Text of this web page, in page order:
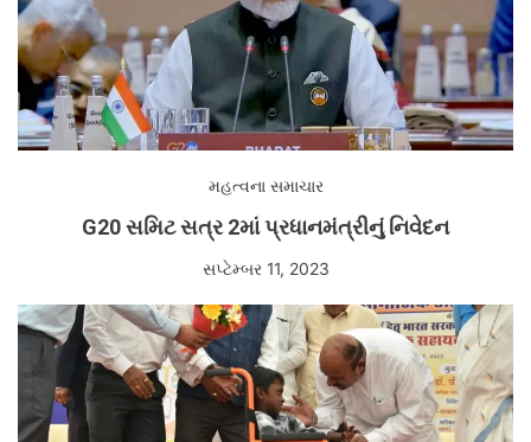
મહત્વના સમાચાર
G20 સમિટ સત્ર 2માં પ્રધાનમંત્રીનું નિવેદન
સપ્ટેમ્બર 11, 2023